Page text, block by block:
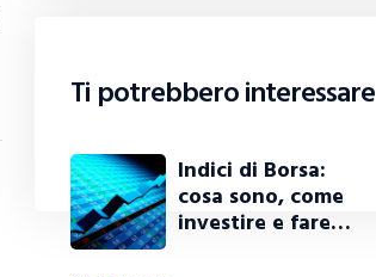
Ti potrebbero interessare
Indici di Borsa:
cosa sono, come
investire e fare…